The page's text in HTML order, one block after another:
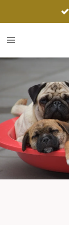
direct
naar